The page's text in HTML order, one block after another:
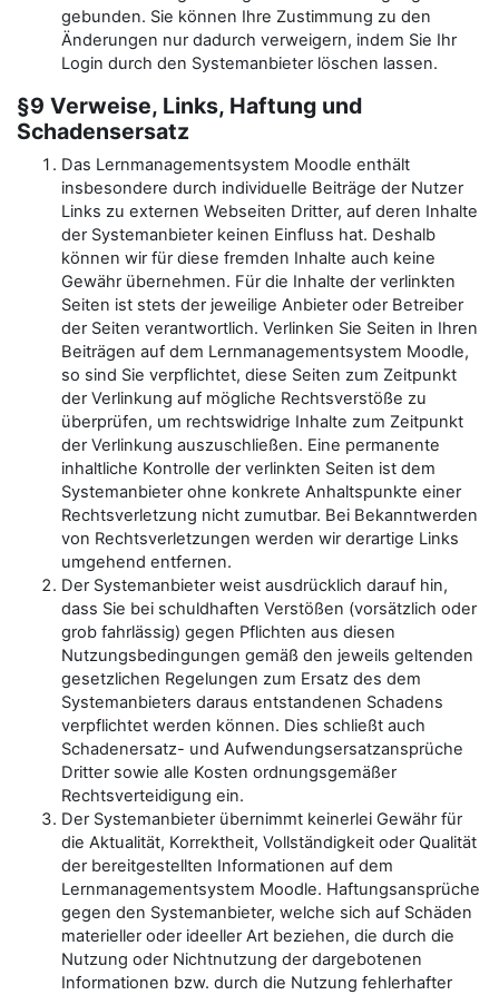
gebunden. Sie können Ihre Zustimmung zu den
Änderungen nur dadurch verweigern, indem Sie Ihr
Login durch den Systemanbieter löschen lassen.
§9 Verweise, Links, Haftung und
Schadensersatz
Das Lernmanagementsystem Moodle enthält
insbesondere durch individuelle Beiträge der Nutzer
Links zu externen Webseiten Dritter, auf deren Inhalte
der Systemanbieter keinen Einfluss hat. Deshalb
können wir für diese fremden Inhalte auch keine
Gewähr übernehmen. Für die Inhalte der verlinkten
Seiten ist stets der jeweilige Anbieter oder Betreiber
der Seiten verantwortlich. Verlinken Sie Seiten in Ihren
Beiträgen auf dem Lernmanagementsystem Moodle,
so sind Sie verpflichtet, diese Seiten zum Zeitpunkt
der Verlinkung auf mögliche Rechtsverstöße zu
überprüfen, um rechtswidrige Inhalte zum Zeitpunkt
der Verlinkung auszuschließen. Eine permanente
inhaltliche Kontrolle der verlinkten Seiten ist dem
Systemanbieter ohne konkrete Anhaltspunkte einer
Rechtsverletzung nicht zumutbar. Bei Bekanntwerden
von Rechtsverletzungen werden wir derartige Links
umgehend entfernen.
Der Systemanbieter weist ausdrücklich darauf hin,
dass Sie bei schuldhaften Verstößen (vorsätzlich oder
grob fahrlässig) gegen Pflichten aus diesen
Nutzungsbedingungen gemäß den jeweils geltenden
gesetzlichen Regelungen zum Ersatz des dem
Systemanbieters daraus entstandenen Schadens
verpflichtet werden können. Dies schließt auch
Schadenersatz- und Aufwendungsersatzansprüche
Dritter sowie alle Kosten ordnungsgemäßer
Rechtsverteidigung ein.
Der Systemanbieter übernimmt keinerlei Gewähr für
die Aktualität, Korrektheit, Vollständigkeit oder Qualität
der bereitgestellten Informationen auf dem
Lernmanagementsystem Moodle. Haftungsansprüche
gegen den Systemanbieter, welche sich auf Schäden
materieller oder ideeller Art beziehen, die durch die
Nutzung oder Nichtnutzung der dargebotenen
Informationen bzw. durch die Nutzung fehlerhafter